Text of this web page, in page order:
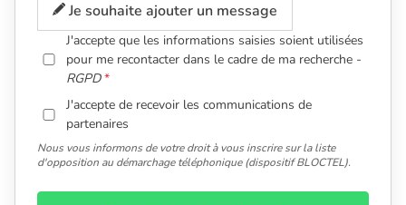
Je souhaite ajouter un message
J'accepte que les informations saisies soient utilisées
pour me recontacter dans le cadre de ma recherche -
RGPD
J'accepte de recevoir les communications de
partenaires
Nous vous informons de votre droit à vous inscrire sur la liste
d'opposition au démarchage téléphonique (dispositif BLOCTEL).